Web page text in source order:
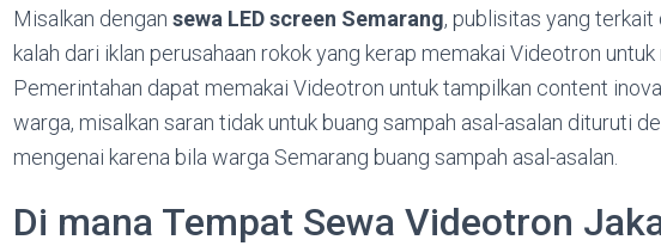
Misalkan dengan sewa LED screen Semarang, publisitas yang
kalah dari iklan perusahaan rokok yang kerap memakai Videotron
Pemerintahan dapat memakai Videotron untuk tampilkan content
warga, misalkan saran tidak untuk buang sampah asal-asalan dituruti
mengenai karena bila warga Semarang buang sampah asal-asalan.
Di mana Tempat Sewa Videotron